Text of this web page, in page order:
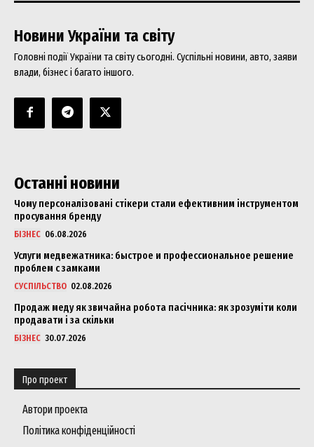
Новини України та світу
Головні події України та світу сьогодні. Суспільні новини, авто, заяви
влади, бізнес і багато іншого.
Останні новини
Чому персоналізовані стікери стали ефективним інструментом
просування бренду
БІЗНЕС 06.08.2026
Услуги медвежатника: быстрое и профессиональное решение
проблем с замками
СУСПІЛЬСТВО 02.08.2026
Продаж меду як звичайна робота пасічника: як зрозуміти коли
продавати і за скільки
БІЗНЕС 30.07.2026
Про проект
Автори проекта
Політика конфіденційності